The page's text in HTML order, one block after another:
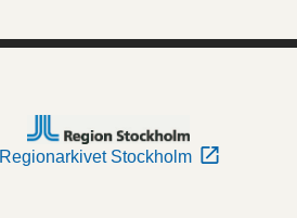
Regionarkivet Stockholm